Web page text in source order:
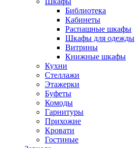
Библиотека
Кабинеты
Распашные шкафы
Шкафы для одежды
Витрины
Книжные шкафы
Кухни
Стеллажи
Этажерки
Буфеты
Комоды
Гарнитуры
Прихожие
Кровати
Гостиные